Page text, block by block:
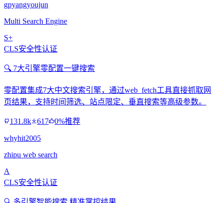
gpyangyoujun
Multi Search Engine
S+
CLS安全性认证
🔍 7大引擎零配置一键搜索
零配置集成7大中文搜索引擎，通过web_fetch工具直接抓取网
页结果，支持时间筛选、站点限定、垂直搜索等高级参数。
131.8k 617 0%推荐
whyhit2005
zhipu web search
A
CLS安全性认证